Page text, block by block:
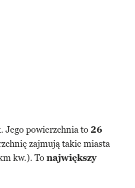
Jego powierzchnia to 26
zajmują takie miasta
kw.). To największy